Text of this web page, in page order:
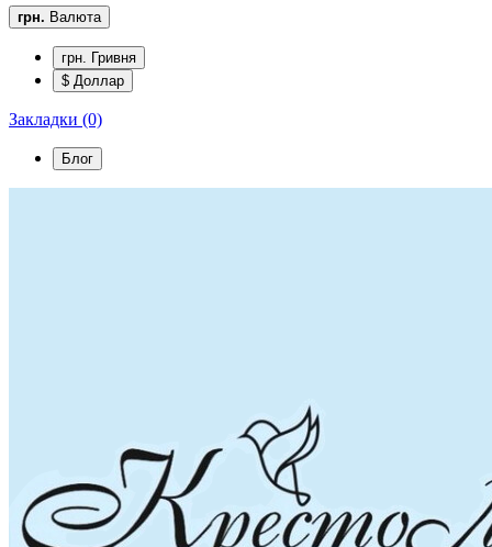
грн. Валюта
грн. Гривня
$ Доллар
Закладки (0)
Блог